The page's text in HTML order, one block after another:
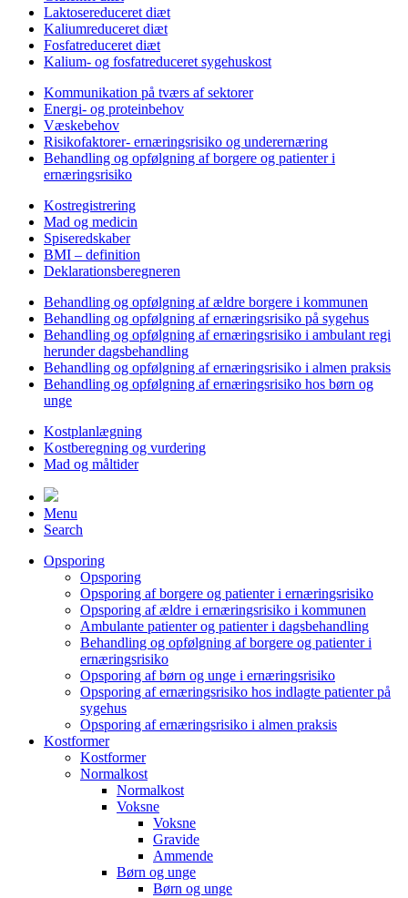
Laktosereduceret diæt
Kaliumreduceret diæt
Fosfatreduceret diæt
Kalium- og fosfatreduceret sygehuskost
Kommunikation på tværs af sektorer
Energi- og proteinbehov
Væskebehov
Risikofaktorer- ernæringsrisiko og underernæring
Behandling og opfølgning af borgere og patienter i
ernæringsrisiko
Kostregistrering
Mad og medicin
Spiseredskaber
BMI – definition
Deklarationsberegneren
Behandling og opfølgning af ældre borgere i kommunen
Behandling og opfølgning af ernæringsrisiko på sygehus
Behandling og opfølgning af ernæringsrisiko i ambulant regi
herunder dagsbehandling
Behandling og opfølgning af ernæringsrisiko i almen praksis
Behandling og opfølgning af ernæringsrisiko hos børn og
unge
Kostplanlægning
Kostberegning og vurdering
Mad og måltider
Menu
Search
Opsporing
Opsporing
Opsporing af borgere og patienter i ernæringsrisiko
Opsporing af ældre i ernæringsrisiko i kommunen
Ambulante patienter og patienter i dagsbehandling
Behandling og opfølgning af borgere og patienter i
ernæringsrisiko
Opsporing af børn og unge i ernæringsrisiko
Opsporing af ernæringsrisiko hos indlagte patienter på
sygehus
Opsporing af ernæringsrisiko i almen praksis
Kostformer
Kostformer
Normalkost
Normalkost
Voksne
Voksne
Gravide
Ammende
Børn og unge
Børn og unge